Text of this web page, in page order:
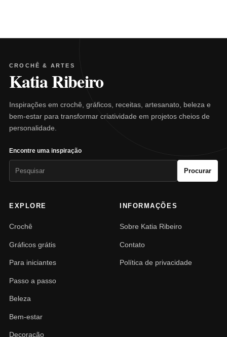
CROCHÊ & ARTES
Katia Ribeiro
Inspirações em crochê, gráficos, receitas, artesanato, beleza e
bem-estar para transformar criatividade em projetos cheios de
personalidade.
Encontre uma inspiração
Procurar
EXPLORE
Crochê
Gráficos grátis
Para iniciantes
Passo a passo
Beleza
Bem-estar
Decoração
INFORMAÇÕES
Sobre Katia Ribeiro
Contato
Política de privacidade